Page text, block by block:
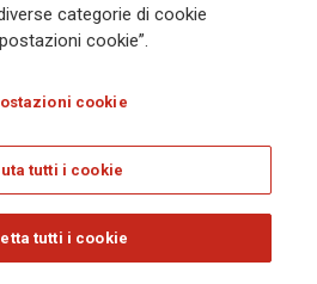
Privacy & GDPR
categorie di cookie
cookie”.
cookie
tutti i cookie
tutti i cookie